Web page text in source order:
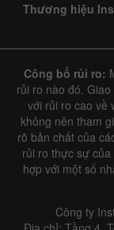
Thương hiệu
Công bố rủi ro:
rủi ro nào đó.
với rủi ro cao về
không nên tham
rõ bản chất của
rủi ro thực sự
hợp với một số
Công ty